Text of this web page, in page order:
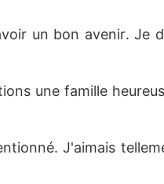
un bon avenir. Je
une famille
J'aimais